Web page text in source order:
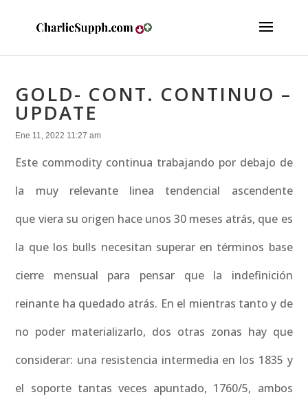
GOLD- CONT. CONTINUO –
UPDATE
Ene 11, 2022 11:27 am
Este commodity continua trabajando por debajo de
la muy relevante linea tendencial ascendente
que viera su origen hace unos 30 meses atrás, que es
la que los bulls necesitan superar en términos base
cierre mensual para pensar que la indefinición
reinante ha quedado atrás. En el mientras tanto y de
no poder materializarlo, dos otras zonas hay que
considerar: una resistencia intermedia en los 1835 y
el soporte tantas veces apuntado, 1760/5, ambos